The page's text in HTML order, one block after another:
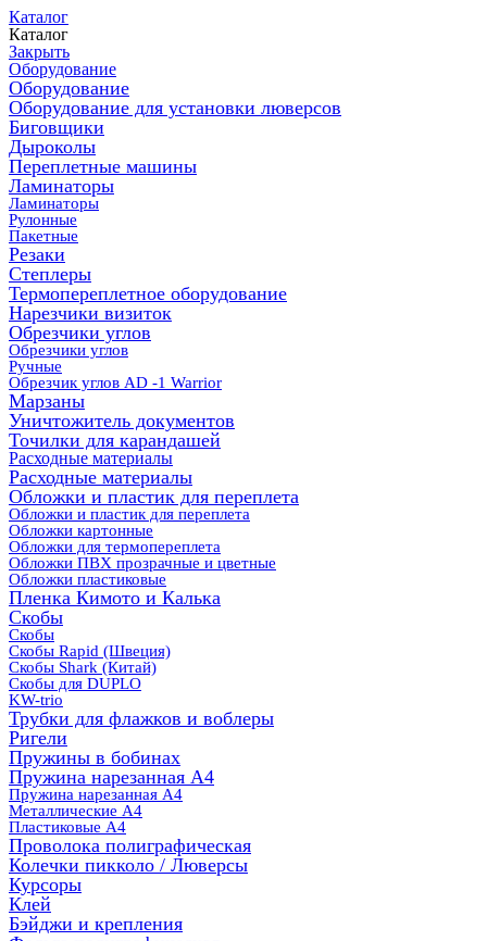
Каталог
Каталог
Закрыть
Оборудование
Оборудование
Оборудование для установки люверсов
Биговщики
Дыроколы
Переплетные машины
Ламинаторы
Ламинаторы
Рулонные
Пакетные
Резаки
Степлеры
Термопереплетное оборудование
Нарезчики визиток
Обрезчики углов
Обрезчики углов
Ручные
Обрезчик углов AD -1 Warrior
Марзаны
Уничтожитель документов
Точилки для карандашей
Расходные материалы
Расходные материалы
Обложки и пластик для переплета
Обложки и пластик для переплета
Обложки картонные
Обложки для термопереплета
Обложки ПВХ прозрачные и цветные
Обложки пластиковые
Пленка Кимото и Калька
Скобы
Скобы
Скобы Rapid (Швеция)
Скобы Shark (Китай)
Скобы для DUPLO
KW-trio
Трубки для флажков и воблеры
Ригели
Пружины в бобинах
Пружина нарезанная А4
Пружина нарезанная А4
Металлические А4
Пластиковые А4
Проволока полиграфическая
Колечки пикколо / Люверсы
Курсоры
Клей
Бэйджи и крепления